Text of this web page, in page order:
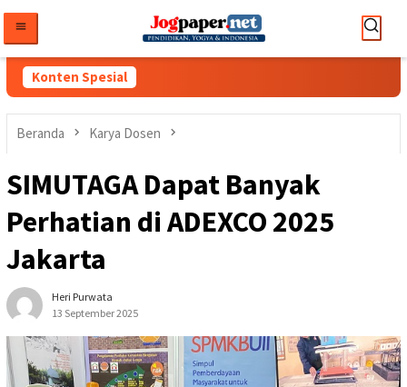
konten
Konten Spesial
Beranda Karya Dosen
SIMUTAGA Dapat Banyak
Perhatian di ADEXCO 2025
Jakarta
Heri Purwata
13 September 2025